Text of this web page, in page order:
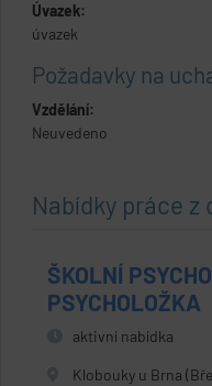
Úvazek:
úvazek
Požadavky na
Vzdělání:
Neuvedeno
Nabídky práce z
ŠKOLNÍ
PSYCHOLOŽKA
aktivní nabídka
Klobouky u Brna